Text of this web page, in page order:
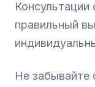
Консультации
правильный
Не забывайте